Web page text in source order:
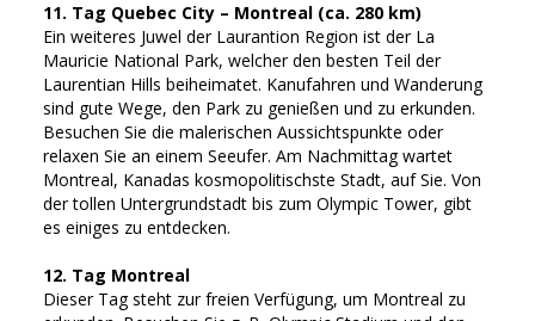
11. Tag Quebec City – Montreal (ca. 280 km)
Ein weiteres Juwel der Laurantion Region ist der La
Mauricie National Park, welcher den besten Teil der
Laurentian Hills beiheimatet. Kanufahren und Wanderung
sind gute Wege, den Park zu genießen und zu erkunden.
Besuchen Sie die malerischen Aussichtspunkte oder
relaxen Sie an einem Seeufer. Am Nachmittag wartet
Montreal, Kanadas kosmopolitischste Stadt, auf Sie. Von
der tollen Untergrundstadt bis zum Olympic Tower, gibt
es einiges zu entdecken.
12. Tag Montreal
Dieser Tag steht zur freien Verfügung, um Montreal zu